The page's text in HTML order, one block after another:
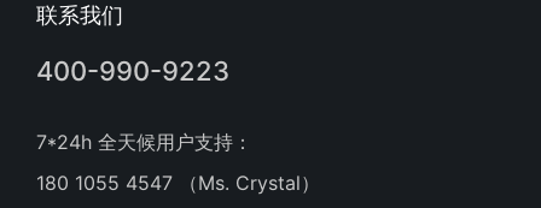
联系我们
400-990-9223
7*24h 全天候用户支持：
180 1055 4547 （Ms. Crystal）